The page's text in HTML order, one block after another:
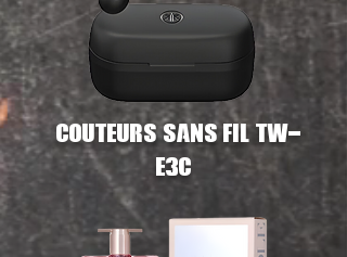
écouteurssans fil tw-
e3c